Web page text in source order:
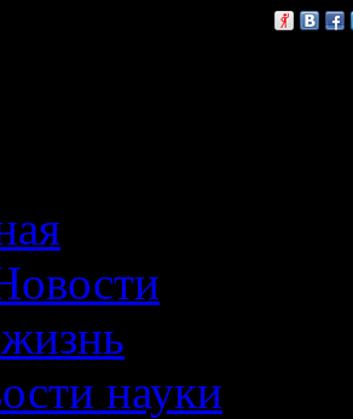
науки